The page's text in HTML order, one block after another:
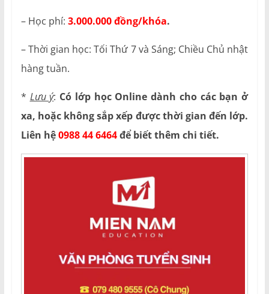
– Học phí: 3.000.000 đồng/khóa.
– Thời gian học: Tối Thứ 7 và Sáng; Chiều Chủ nhật
hàng tuần.
* Lưu ý: Có lớp học Online dành cho các bạn ở
xa, hoặc không sắp xếp được thời gian đến lớp.
Liên hệ0988 44 6464để biết thêm chi tiết.